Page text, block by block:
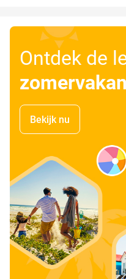
Ontdek de
Bekijk nu